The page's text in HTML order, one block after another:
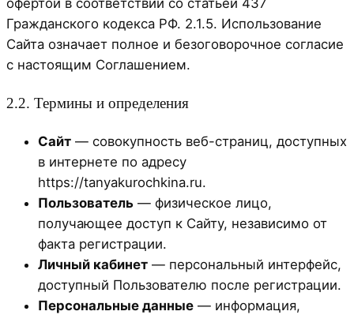
Гражданского кодекса РФ. 2.1.5. Использование
Сайта означает полное и безоговорочное согласие
с настоящим Соглашением.
2.2. Термины и определения
Сайт — совокупность веб-страниц, доступных
в интернете по адресу
https://tanyakurochkina.ru.
Пользователь — физическое лицо,
получающее доступ к Сайту, независимо от
факта регистрации.
Личный кабинет — персональный интерфейс,
доступный Пользователю после регистрации.
Персональные данные — информация,